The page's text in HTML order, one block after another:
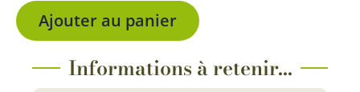
Ajouter au panier
Informations à retenir...